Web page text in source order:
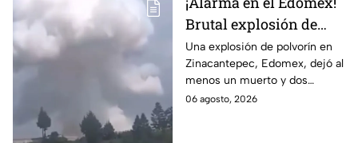
Brutal explosión de
polvorín en Santa
María del Monte,
Zinacantepec; reportan
al menos un muerto y
Una explosión de polvorín en
Zinacantepec, Edomex, dejó al
menos un muerto y dos
heridos; autoridades atiende la
06 agosto, 2026